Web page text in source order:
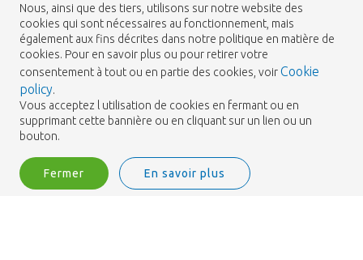
© 2026 -
Heemskerk Flowers is a trading name of BGH A.Heemskerk AZN b.v.
Nous, ainsi que des tiers, utilisons sur notre website des
cookies qui sont nécessaires au fonctionnement, mais
également aux fins décrites dans notre politique en matière de
cookies. Pour en savoir plus ou pour retirer votre
consentement à tout ou en partie des cookies, voirCookie
policy.
Vous acceptez l utilisation de cookies en fermant ou en
supprimant cette bannière ou en cliquant sur un lien ou un
bouton.
Fermer En savoir plus